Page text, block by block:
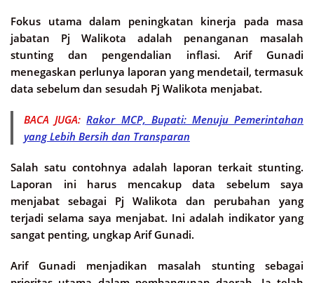
Fokus utama dalam peningkatan kinerja pada masa
jabatan Pj Walikota adalah penanganan masalah
stunting dan pengendalian inflasi. Arif Gunadi
menegaskan perlunya laporan yang mendetail, termasuk
data sebelum dan sesudah Pj Walikota menjabat.
BACA JUGA:Rakor MCP, Bupati: Menuju Pemerintahan
yang Lebih Bersih dan Transparan
Salah satu contohnya adalah laporan terkait stunting.
Laporan ini harus mencakup data sebelum saya
menjabat sebagai Pj Walikota dan perubahan yang
terjadi selama saya menjabat. Ini adalah indikator yang
sangat penting, ungkap Arif Gunadi.
Arif Gunadi menjadikan masalah stunting sebagai